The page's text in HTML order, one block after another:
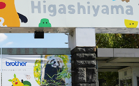
園内MAP イベント
総合案内
動物園 植物園